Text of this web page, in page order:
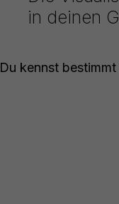
in deinen
Du kennst